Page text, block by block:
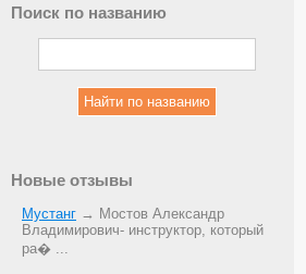
Поиск по названию
Новые отзывы
Мустанг → Мостов Александр
Владимирович- инструктор, который
ра� ...